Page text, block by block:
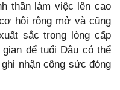
thần làm việc lên cao
hội rộng mở và cũng
sắc trong lòng cấp
để tuổi Dậu có thể
nhận công sức đóng